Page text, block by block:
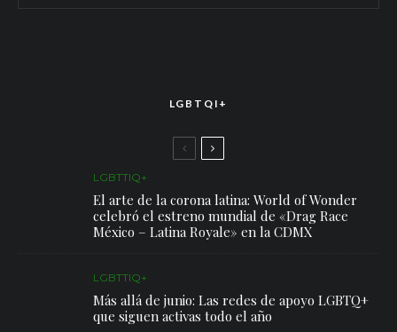
LGBTQI+
LGBTTIQ+
El arte de la corona latina: World of Wonder
celebró el estreno mundial de «Drag Race
México – Latina Royale» en la CDMX
LGBTTIQ+
Más allá de junio: Las redes de apoyo LGBTQ+
que siguen activas todo el año